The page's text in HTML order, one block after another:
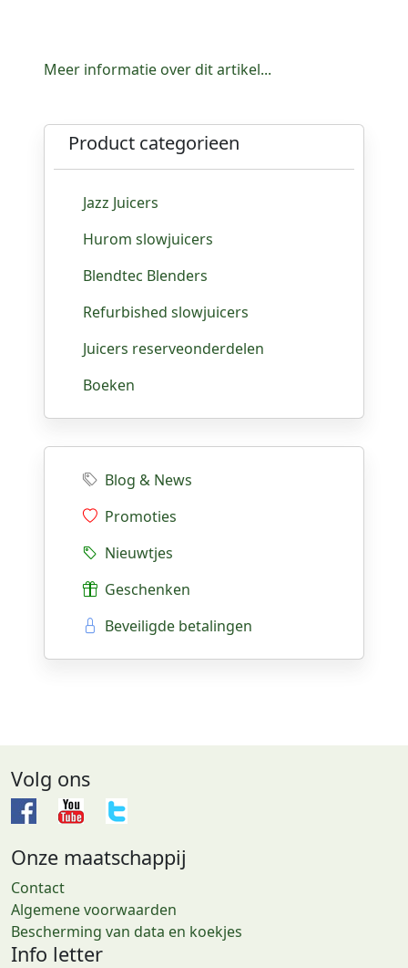
Meer informatie over dit artikel...
Product categorieen
Jazz Juicers
Hurom slowjuicers
Blendtec Blenders
Refurbished slowjuicers
Juicers reserveonderdelen
Boeken
Blog & News
Promoties
Nieuwtjes
Geschenken
Beveiligde betalingen
Volg ons
Onze maatschappij
Contact
Algemene voorwaarden
Bescherming van data en koekjes
Info letter